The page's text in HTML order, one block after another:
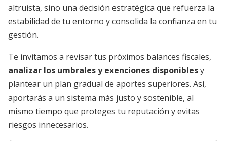
altruista, sino una decisión estratégica que refuerza la
estabilidad de tu entorno y consolida la confianza en tu
gestión.
Te invitamos a revisar tus próximos balances fiscales,
analizar los umbrales y exenciones disponiblesy
plantear un plan gradual de aportes superiores. Así,
aportarás a un sistema más justo y sostenible, al
mismo tiempo que proteges tu reputación y evitas
riesgos innecesarios.